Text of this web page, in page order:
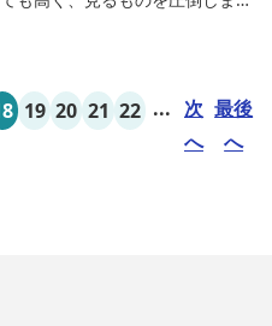
セビリア、グラナダの街を再現
も異国感を満喫できます。 ス
19 20 21 22 ... 次
へ
最後
へ